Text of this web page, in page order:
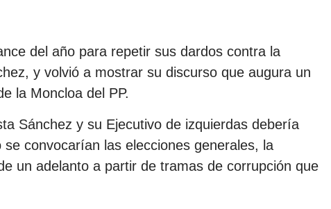
del año para repetir sus dardos contra la
y volvió a mostrar su discurso que augura un
la Moncloa del PP.
Sánchez y su Ejecutivo de izquierdas debería
convocarían las elecciones generales, la
un adelanto a partir de tramas de corrupción que